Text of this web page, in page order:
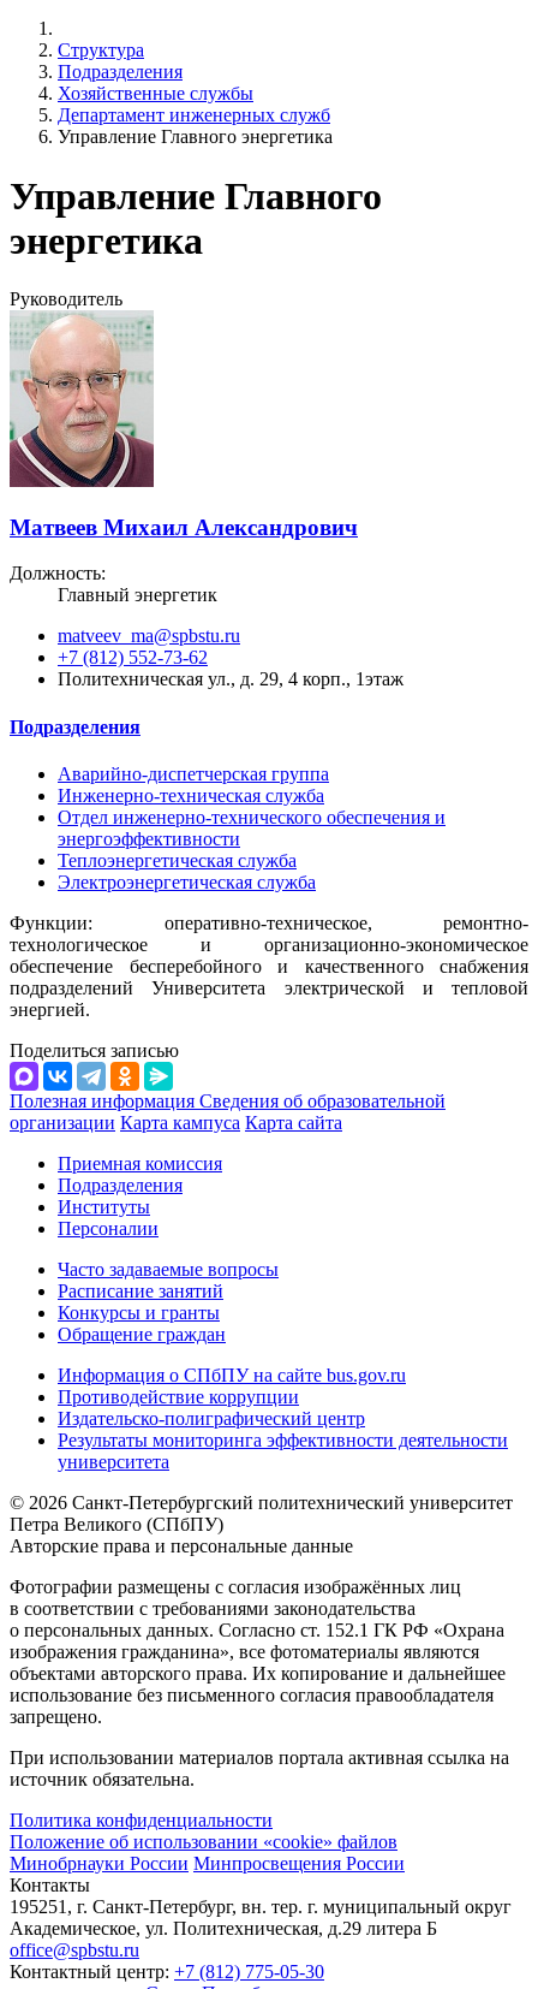
Структура
Подразделения
Хозяйственные службы
Департамент инженерных служб
Управление Главного энергетика
Управление Главного
энергетика
Руководитель
Матвеев Михаил Александрович
Должность:
Главный энергетик
matveev_ma@spbstu.ru
+7 (812) 552-73-62
Политехническая ул., д. 29, 4 корп., 1этаж
Подразделения
Аварийно-диспетчерская группа
Инженерно-техническая служба
Отдел инженерно-технического обеспечения и
энергоэффективности
Теплоэнергетическая служба
Электроэнергетическая служба
Функции: оперативно-техническое, ремонтно-
технологическое и организационно-экономическое
обеспечение бесперебойного и качественного снабжения
подразделений Университета электрической и тепловой
энергией.
Поделиться записью
Полезная информация Сведения об образовательной
организации Карта кампуса Карта сайта
Приемная комиссия
Подразделения
Институты
Персоналии
Часто задаваемые вопросы
Расписание занятий
Конкурсы и гранты
Обращение граждан
Информация о СПбПУ на сайте bus.gov.ru
Противодействие коррупции
Издательско-полиграфический центр
Результаты мониторинга эффективности деятельности
университета
© 2026 Санкт-Петербургский политехнический университет
Петра Великого (СПбПУ)
Авторские права и персональные данные
Фотографии размещены с согласия изображённых лиц
в соответствии с требованиями законодательства
о персональных данных. Согласно ст. 152.1 ГК РФ «Охрана
изображения гражданина», все фотоматериалы являются
объектами авторского права. Их копирование и дальнейшее
использование без письменного согласия правообладателя
запрещено.
При использовании материалов портала активная ссылка на
источник обязательна.
Политика конфиденциальности
Положение об использовании «cookie» файлов
Минобрнауки России Минпросвещения России
Контакты
195251, г. Санкт-Петербург, вн. тер. г. муниципальный округ
Академическое, ул. Политехническая, д.29 литера Б
office@spbstu.ru
Контактный центр: +7 (812) 775-05-30